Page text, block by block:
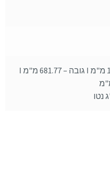
רוחב – 1210.93 מ"מ I גובה – 681.77 מ"מ I